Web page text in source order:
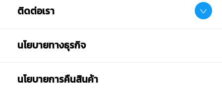
การตั้งค่าการแสดงผลสีของแต่ละหน้าจอ
ห้ามแยกชิ้นส่วนออกจากกัน ชิ้นส่วนมีขนาดเล็ก เด็กควรใช้
งานในการดูแลของผู้ปกครอง หรือผู้เชี่ยวชาญ ไม่นำเข้าจมูก
ติดต่อเรา
นโยบายทางธุรกิจ
นโยบายการคืนสินค้า